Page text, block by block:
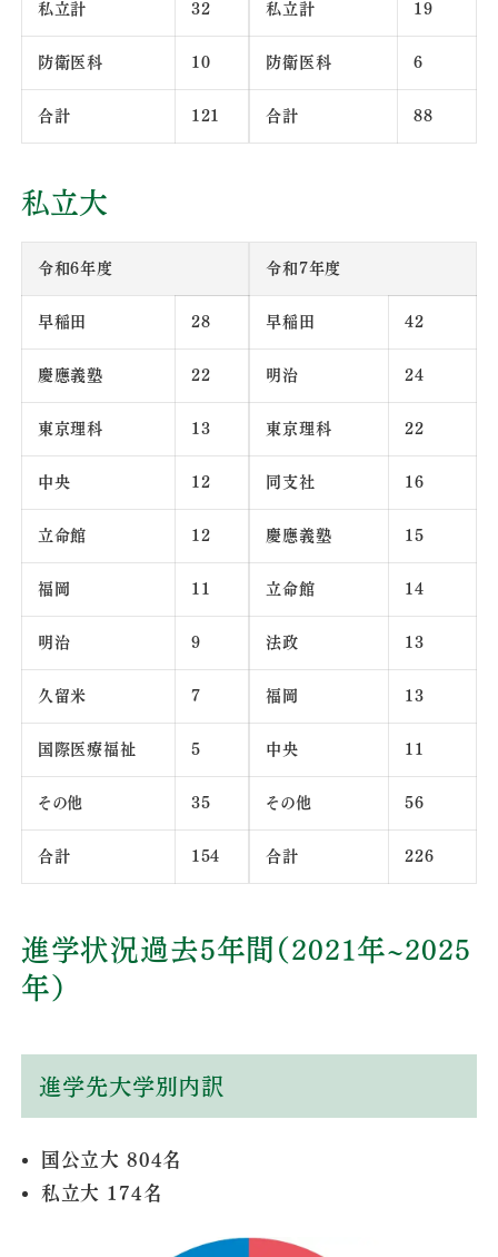
私立計 32
防衛医科 10
合計 121
私立計 19
防衛医科 6
合計 88
私立大
令和6年度
早稲田 28
慶應義塾 22
東京理科 13
中央 12
立命館 12
福岡 11
明治 9
久留米 7
国際医療福祉 5
その他 35
合計 154
令和7年度
早稲田 42
明治 24
東京理科 22
同支社 16
慶應義塾 15
立命館 14
法政 13
福岡 13
中央 11
その他 56
合計 226
進学状況過去5年間（2021年~2025
年）
進学先大学別内訳
国公立大 804名
私立大 174名